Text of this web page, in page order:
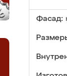
Фасад: